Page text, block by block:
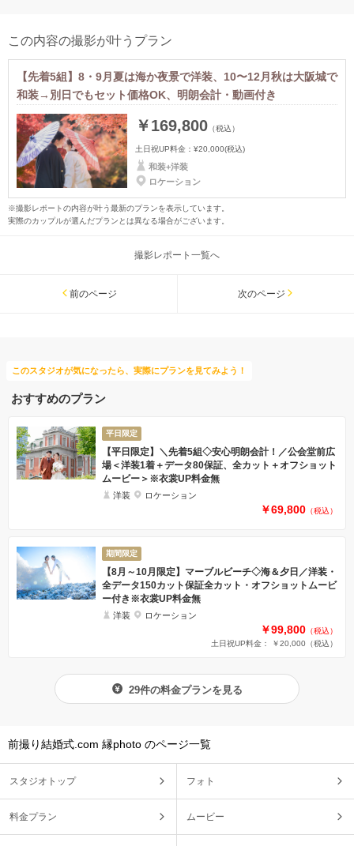
この内容の撮影が叶うプラン
【先着5組】8・9月夏は海か夜景で洋装、10〜12月秋は大阪城で
和装→別日でもセット価格OK、明朗会計・動画付き
￥169,800 （税込）
土日祝UP料金： ¥20,000(税込)
和装+洋装
ロケーション
※撮影レポートの内容が叶う最新のプランを表示しています。
実際のカップルが選んだプランとは異なる場合がございます。
撮影レポート一覧へ
前のページ 次のページ
このスタジオが気になったら、実際にプランを見てみよう！
おすすめのプラン
平日限定
【平日限定】＼先着5組◇安心明朗会計！／公会堂前広
場＜洋装1着＋データ80保証、全カット＋オフショット
ムービー＞※衣裳UP料金無
洋装 ロケーション
￥69,800 （税込）
期間限定
【8月～10月限定】マーブルビーチ◇海＆夕日／洋装・
全データ150カット保証全カット・オフショットムービ
ー付き※衣裳UP料金無
洋装 ロケーション
￥99,800 （税込）
土日祝UP料金： ￥20,000 （税込）
29件の料金プランを見る
前撮り結婚式.com 縁photo のページ一覧
スタジオトップ フォト
料金プラン ムービー